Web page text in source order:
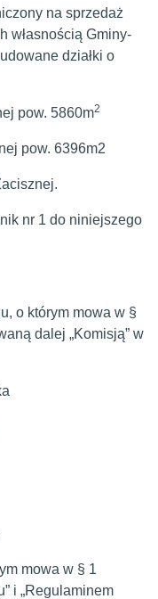
na sprzedaż
własnością Gminy-
działki o
pow. 5860m2
pow. 6396m2
nr 1 do niniejszego
o którym mowa w §
dalej „Komisją” w
mowa w § 1
i „Regulaminem